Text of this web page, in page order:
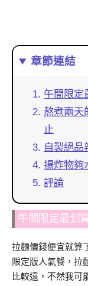
章節連結
午間限定
熬煮兩天
止
自製絕品
揚炸物夠
評論
午間限定最划
拉麵價錢便宜就算
限定版人氣餐，拉
比較遠，不然我可